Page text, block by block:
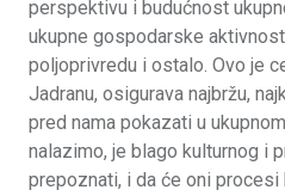
perspektivu i budućnost
ukupne gospodarske
poljoprivredu i ostalo. Ovo je
Jadranu, osigurava najbržu,
pred nama pokazati u
nalazimo, je blago kulturnog i
prepoznati, i da će oni